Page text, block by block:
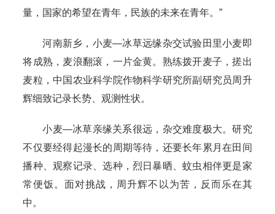
量，国家的希望在青年，民族的未来在青年。”
河南新乡，小麦—冰草远缘杂交试验田里小麦即
将成熟，麦浪翻滚，一片金黄。熟练拨开麦子，搓出
麦粒，中国农业科学院作物科学研究所副研究员周升
辉细致记录长势、观测性状。
小麦—冰草亲缘关系很远，杂交难度极大。研究
不仅要经得起漫长的周期等待，还要长年累月在田间
播种、观察记录、选种，烈日暴晒、蚊虫相伴更是家
常便饭。面对挑战，周升辉不以为苦，反而乐在其
中。